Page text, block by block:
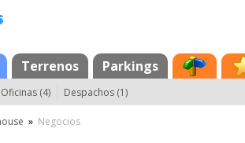
Terrenos Parkings
Oficinas (4) Despachos (1)
» Negocios